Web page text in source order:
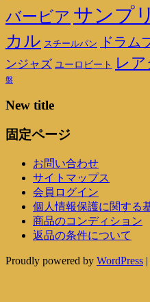
バービア サンプ
カル スチールパン ドラム
ンジャズ ユーロビート レ
盤
New title
固定ページ
お問い合わせ
サイトマップス
会員ログイン
個人情報保護に関する
商品のコンディション
返品の条件について
Proudly powered by WordPress |